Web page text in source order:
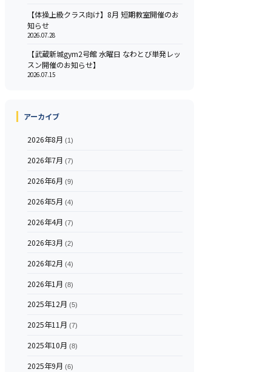
【体操上級クラス向け】8月 短期教室開催のお
知らせ
2026.07.28
【武蔵新城gym2号館 水曜日 なわとび単発レッ
スン開催のお知らせ】
2026.07.15
アーカイブ
2026年8月 (1)
2026年7月 (7)
2026年6月 (9)
2026年5月 (4)
2026年4月 (7)
2026年3月 (2)
2026年2月 (4)
2026年1月 (8)
2025年12月 (5)
2025年11月 (7)
2025年10月 (8)
2025年9月 (6)